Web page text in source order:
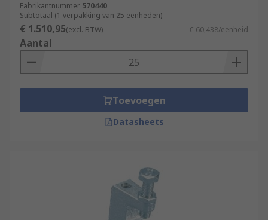
Fabrikantnummer 570440
Subtotaal (1 verpakking van 25 eenheden)
€ 1.510,95(excl. BTW) € 60,438/eenheid
Aantal
Toevoegen
Datasheets